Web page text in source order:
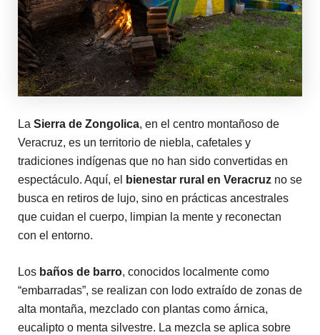
La Sierra de Zongolica, en el centro montañoso de
Veracruz, es un territorio de niebla, cafetales y
tradiciones indígenas que no han sido convertidas en
espectáculo. Aquí, el
bienestar rural en Veracruzno se
busca en retiros de lujo, sino en prácticas ancestrales
que cuidan el cuerpo, limpian la mente y reconectan
con el entorno.
Los baños de barro, conocidos localmente como
“embarradas”, se realizan con lodo extraído de zonas de
alta montaña, mezclado con plantas como árnica,
eucalipto o menta silvestre. La mezcla se aplica sobre